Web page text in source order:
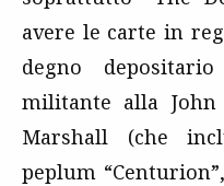
avere le carte in
degno
militante alla
Marshall (che
peplum